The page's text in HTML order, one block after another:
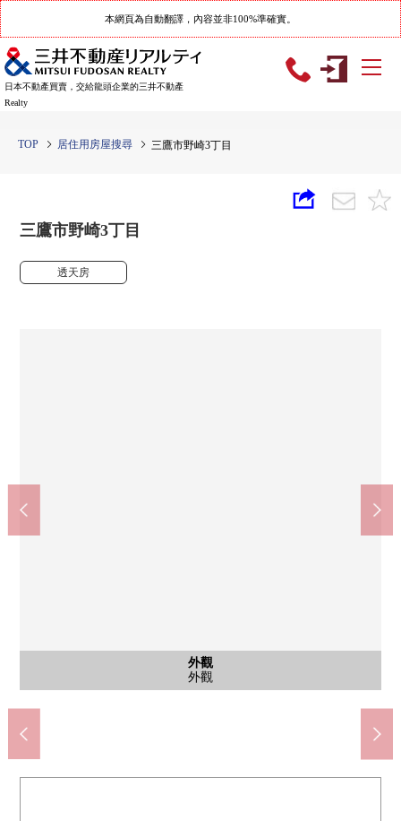
本網頁為自動翻譯，內容並非100%準確實。
日本不動產買賣，交給龍頭企業的三井不動產
Realty
TOP 居住用房屋搜尋 三鷹市野崎3丁目
三鷹市野崎3丁目
透天房
外觀
外觀
外觀
外觀
風景
風景
停車場
外觀
外觀
含有前面道路的外觀
含有前面道路的外觀
外觀
外觀
外觀
外觀
三鷹市立第2小學(約350m)
步行5分鐘
三鷹市立第2中學(約50m)
步行1分鐘
廚房Court野崎商店(約710m)
步行9分鐘
按照7-Eleven三鷹山中商店(約430m)
步行6分鐘
鬆本清三鷹野崎商店(約440m)
步行6分鐘